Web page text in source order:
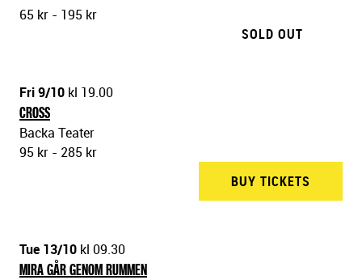
65 kr - 195 kr
SOLD OUT
Fri 9/10 kl 19.00
CROSS
Backa Teater
95 kr - 285 kr
BUY TICKETS
Tue 13/10 kl 09.30
MIRA GÅR GENOM RUMMEN